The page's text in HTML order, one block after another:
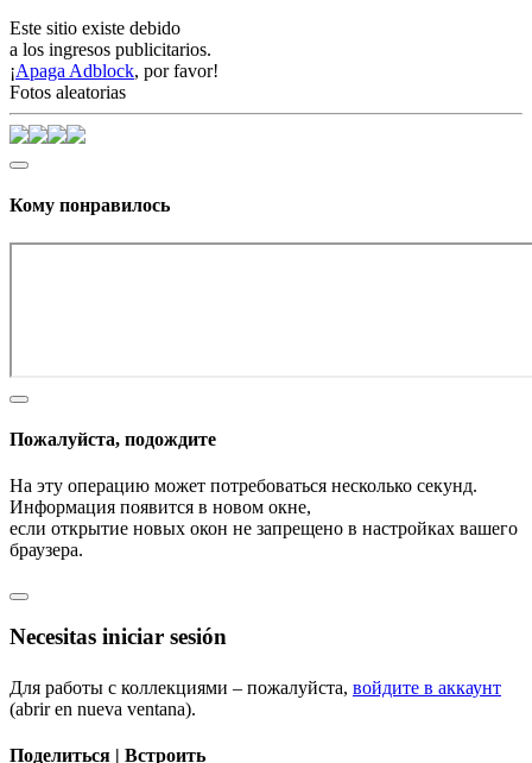
Este sitio existe debido
a los ingresos publicitarios.
¡Apaga Adblock, por favor!
Fotos aleatorias
Кому понравилось
Пожалуйста, подождите
На эту операцию может потребоваться несколько секунд.
Информация появится в новом окне,
если открытие новых окон не запрещено в настройках вашего
браузера.
Necesitas iniciar sesión
Для работы с коллекциями – пожалуйста, войдите в аккаунт
(abrir en nueva ventana).
Поделиться | Встроить